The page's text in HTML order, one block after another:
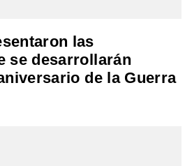
las
se desarrollarán
de la Guerra